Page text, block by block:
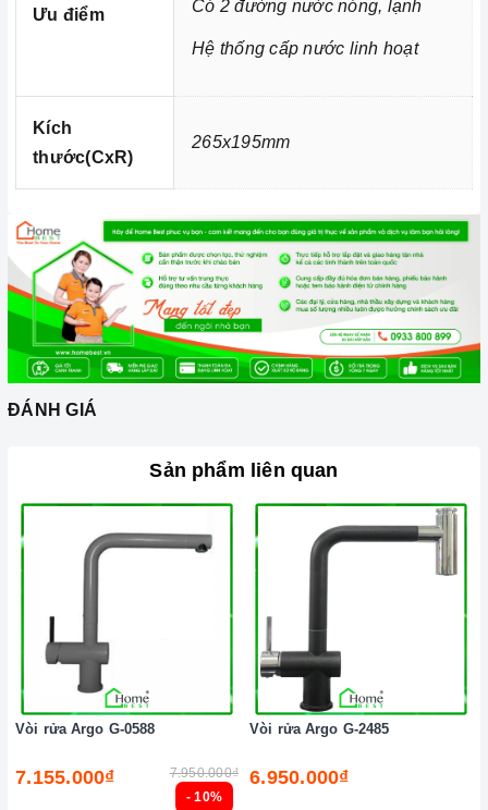
Ảnh minh họa
2. Các chức năng, hệ thống trên
Vòi nước lõi đồng Argo G-
2811
Vòi nước lõi đồng Argo G-2811
có thiết kế thông minh cho
bạn xoay được 360 độ linh hoạt giúp khu vực bếp của
gia đình bạn trở nên rộng rãi, thoải mái hơn, di chuyển
những trải nghiệm tuyệt vời nhất. Tích hợp 2 đường
cùng hài lòng, chỉ cần một thao tác đơn giản là gạt cần
gạt qua 2 bên trái hay phải là bạn đã có thể điều chỉnh
nhiệt độ nước để sử dụng cho mục đích của mình rất tiện
Ưu điểm Có 2 đường nước nóng, lạnh
Hệ thống cấp nước linh hoạt
Kích
thước(CxR)
265x195mm
ĐÁNH GIÁ
Sản phẩm liên quan
- 10%
Vòi rửa Argo G-0588
7.155.000₫ 7.950.000₫
Vòi rửa Argo G-2485
6.950.000₫